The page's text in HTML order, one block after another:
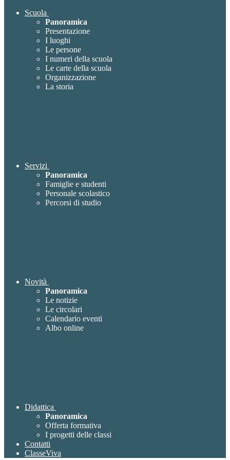
Scuola
Panoramica
Presentazione
I luoghi
Le persone
I numeri della scuola
Le carte della scuola
Organizzazione
La storia
Servizi
Panoramica
Famiglie e studenti
Personale scolastico
Percorsi di studio
Novità
Panoramica
Le notizie
Le circolari
Calendario eventi
Albo online
Didattica
Panoramica
Offerta formativa
I progetti delle classi
Contatti
ClasseViva